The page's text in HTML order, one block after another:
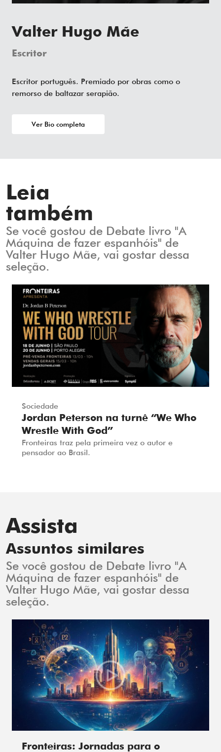
Valter Hugo Mãe
Escritor
Escritor português. Premiado por obras como o
remorso de baltazar serapião.
Ver Bio completa
Leia
também
Se você gostou de Debate livro "A
Máquina de fazer espanhóis" de
Valter Hugo Mãe, vai gostar dessa
seleção.
Sociedade
Jordan Peterson na turnê “We Who
Wrestle With God”
Fronteiras traz pela primeira vez o autor e
pensador ao Brasil.
Assista
Assuntos similares
Se você gostou de Debate livro "A
Máquina de fazer espanhóis" de
Valter Hugo Mãe, vai gostar dessa
seleção.
Fronteiras: Jornadas para o